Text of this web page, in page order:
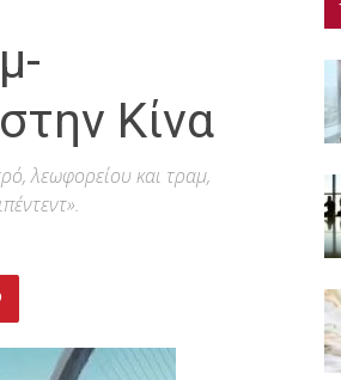
Κίνα
λεωφορείου και τραμ,